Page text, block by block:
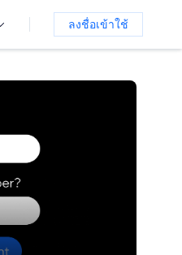
ลงชื่อเข้าใช้